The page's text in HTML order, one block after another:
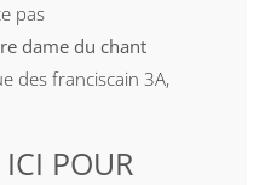
pas
dame du chant
des franciscain 3A,
ICI POUR